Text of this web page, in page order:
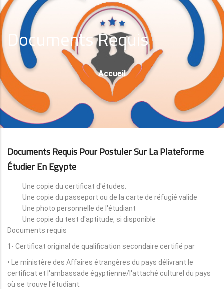
Documents Requis
Fil
D'Ariane
Accueil
Documents Requis Pour Postuler Sur La Plateforme
Étudier En Egypte
Une copie du certificat d'études.
Une copie du passeport ou de la carte de réfugié valide
Une photo personnelle de l'étudiant
Une copie du test d'aptitude, si disponible
Documents requis
1- Certificat original de qualification secondaire certifié par
• Le ministère des Affaires étrangères du pays délivrant le
certificat et l'ambassade égyptienne/l'attaché culturel du pays
où se trouve l'étudiant.